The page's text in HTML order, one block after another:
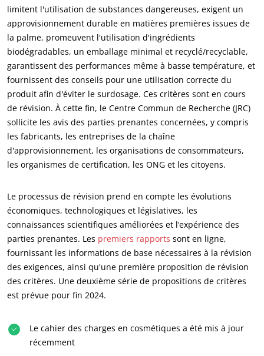
NOS SECTEURS D'ACTIVITÉ
Agroalimentaire
Cosmétique
Textile
Bois et forêt
Produits de la maison
Emballages durables
limitent l'utilisation de substances dangereuses, exigent un
approvisionnement durable en matières premières issues de
la palme, promeuvent l'utilisation d'ingrédients
biodégradables, un emballage minimal et recyclé/recyclable,
garantissent des performances même à basse température, et
fournissent des conseils pour une utilisation correcte du
produit afin d'éviter le surdosage. Ces critères sont en cours
de révision. À cette fin, le Centre Commun de Recherche (JRC)
sollicite les avis des parties prenantes concernées, y compris
les fabricants, les entreprises de la chaîne
d'approvisionnement, les organisations de consommateurs,
les organismes de certification, les ONG et les citoyens.
Le processus de révision prend en compte les évolutions
économiques, technologiques et législatives, les
connaissances scientifiques améliorées et l’expérience des
parties prenantes. Les premiers rapports sont en ligne,
fournissant les informations de base nécessaires à la révision
des exigences, ainsi qu'une première proposition de révision
des critères. Une deuxième série de propositions de critères
est prévue pour fin 2024.
Le cahier des charges en cosmétiques a été mis à jour
récemment